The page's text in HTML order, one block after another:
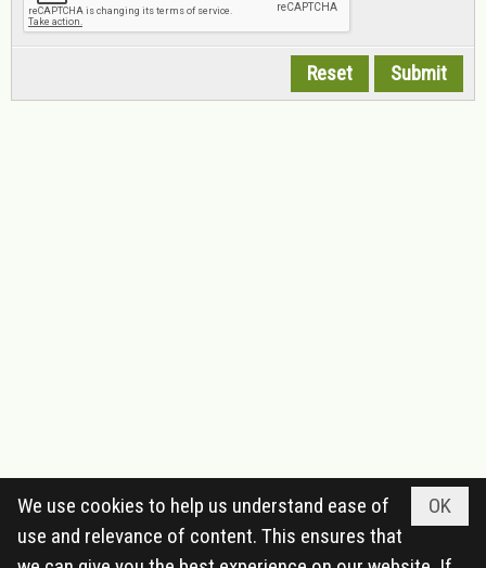
OK
We use cookies to help us understand ease of
use and relevance of content. This ensures that